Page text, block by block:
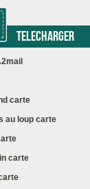
TELECHARGER
carte
au loup carte
carte